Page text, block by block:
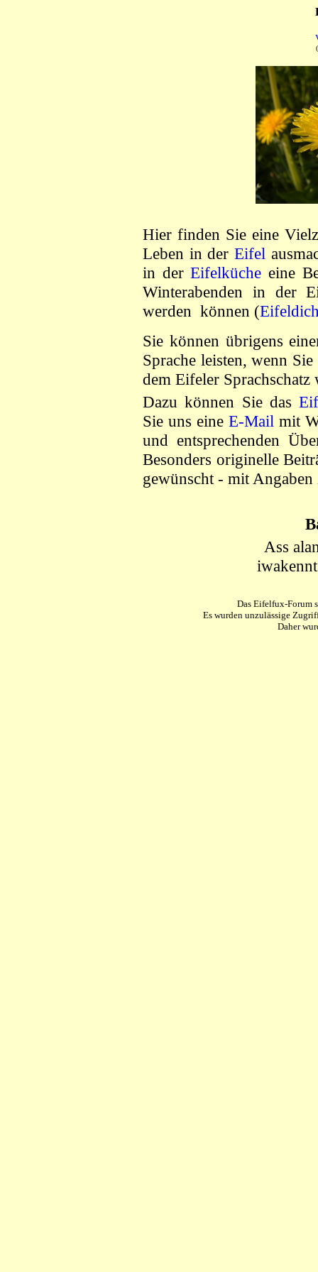
Hier finden Sie eine
Leben in der Eifel
in derEifelküche eine
Winterabenden in der
werden können (
Sie können übrigens
Sprache leisten, wenn
dem Eifeler Sprachschatz
Dazu können Sie das
Sie uns eine E-Mail mit
und entsprechenden
Besonders originelle
gewünscht - mit
Ass
Das Eifelfux-Forum
Es wurden unzulässige
Daher